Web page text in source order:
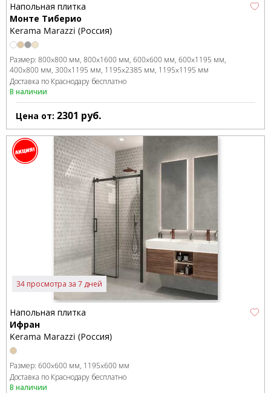
Напольная плитка
Монте Тиберио
Kerama Marazzi (Россия)
Размер: 800x800 мм 800x1600 мм 600x600 мм 600x1195 мм
400x800 мм 300x1195 мм 1195x2385 мм 1195x1195 мм
Доставка по Краснодару бесплатно
В наличии
Цена от: 2301 руб.
34 просмотра за 7 дней
Напольная плитка
Ифран
Kerama Marazzi (Россия)
Размер: 600x600 мм 1195x600 мм
Доставка по Краснодару бесплатно
В наличии